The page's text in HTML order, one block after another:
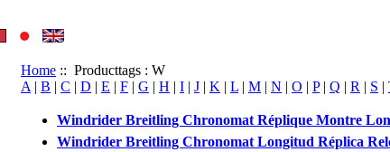
Home :: Producttags : W
A | B | C | D | E | F | G | H | I | J | K | L | M | N | O | P| Q | R | S |
Windrider Breitling Chronomat Réplique Montre
Windrider Breitling Chronomat Longitud Réplica